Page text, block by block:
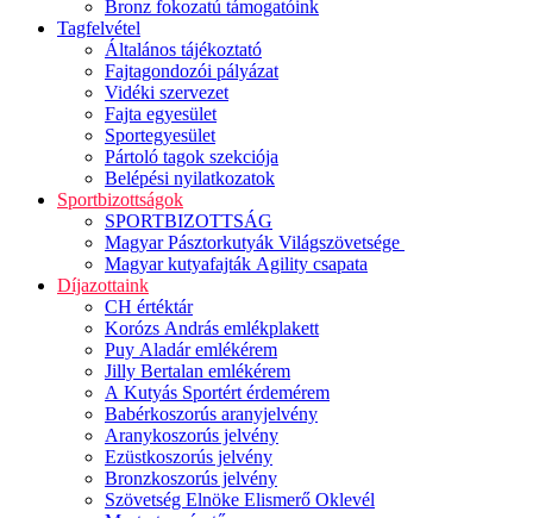
Bronz fokozatú támogatóink
Tagfelvétel
Általános tájékoztató
Fajtagondozói pályázat
Vidéki szervezet
Fajta egyesület
Sportegyesület
Pártoló tagok szekciója
Belépési nyilatkozatok
Sportbizottságok
SPORTBIZOTTSÁG
Magyar Pásztorkutyák Világszövetsége
Magyar kutyafajták Agility csapata
Díjazottaink
CH értéktár
Korózs András emlékplakett
Puy Aladár emlékérem
Jilly Bertalan emlékérem
A Kutyás Sportért érdemérem
Babérkoszorús aranyjelvény
Aranykoszorús jelvény
Ezüstkoszorús jelvény
Bronzkoszorús jelvény
Szövetség Elnöke Elismerő Oklevél